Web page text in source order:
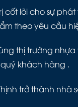
cốt lõi cho sự
theo yêu cầu
thị trường
khách hàng .
trở thành